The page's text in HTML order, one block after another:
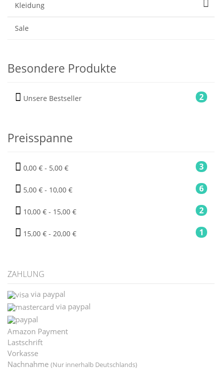
Kleidung
Sale
Besondere Produkte
2
Unsere Bestseller
Preisspanne
3
0,00 € - 5,00 €
6
5,00 € - 10,00 €
2
10,00 € - 15,00 €
1
15,00 € - 20,00 €
ZAHLUNG
via paypal
via paypal
Amazon Payment
Lastschrift
Vorkasse
Nachnahme (Nur innerhalb Deutschlands)